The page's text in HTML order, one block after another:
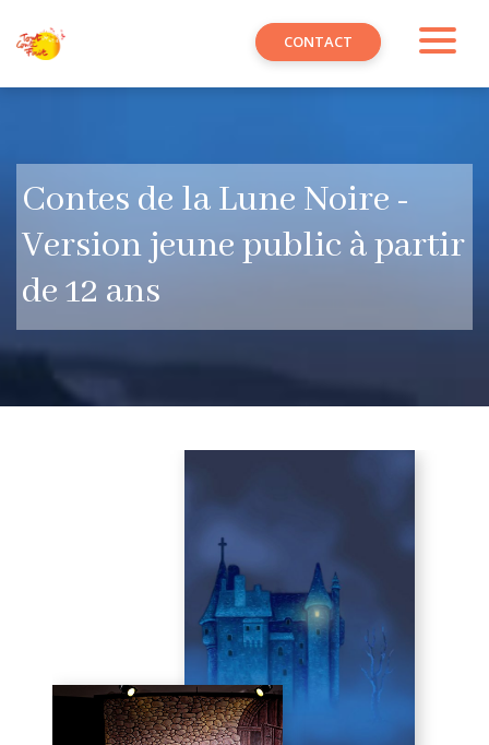
CONTACT
Contes de la Lune Noire -
Version jeune public à partir
de 12 ans